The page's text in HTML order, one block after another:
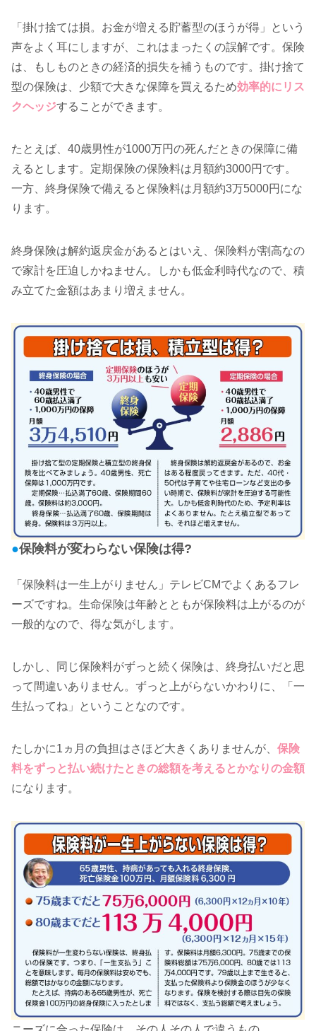
「掛け捨ては損。お金が増える貯蓄型のほうが得」という
声をよく耳にしますが、これはまったくの誤解です。保険
は、もしものときの経済的損失を補うものです。掛け捨て
型の保険は、少額で大きな保障を買えるため効率的にリス
クヘッジすることができます。
たとえば、40歳男性が1000万円の死んだときの保障に備
えるとします。定期保険の保険料は月額約3000円です。
一方、終身保険で備えると保険料は月額約3万5000円にな
ります。
終身保険は解約返戻金があるとはいえ、保険料が割高なの
で家計を圧迫しかねません。しかも低金利時代なので、積
み立てた金額はあまり増えません。
●保険料が変わらない保険は得?
「保険料は一生上がりません」テレビCMでよくあるフレ
ーズですね。生命保険は年齢とともが保険料は上がるのが
一般的なので、得な気がします。
しかし、同じ保険料がずっと続く保険は、終身払いだと思
って間違いありません。ずっと上がらないかわりに、「一
生払ってね」ということなのです。
たしかに1ヵ月の負担はさほど大きくありませんが、 保険
料をずっと払い続けたときの総額を考えるとかなりの金額
になります。